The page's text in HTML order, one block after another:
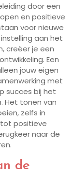
door een
en positieve
voor nieuwe
aan het
creëer je een
Een
jouw eigen
met
succes bij het
Het tonen van
zelfs in
positieve
naar de
de